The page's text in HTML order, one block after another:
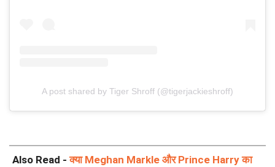
A post shared by Tiger Shroff (@tigerjackieshroff)
Also Read -क्या Meghan Markle और Prince Harry का